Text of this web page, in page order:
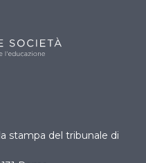
stampa del tribunale di